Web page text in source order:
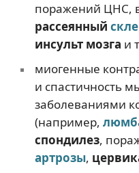
поражений ЦНС,
рассеянный
инсульт мозга и
миогенные
и спастичность
заболеваниями
(например,
спондилез,
артрозы,